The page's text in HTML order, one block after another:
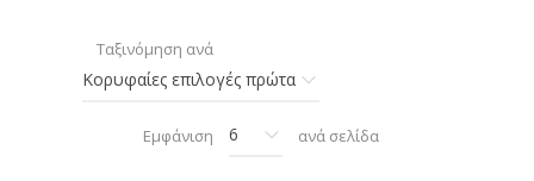
Ταξινόμηση ανά
Εμφάνιση ανά σελίδα